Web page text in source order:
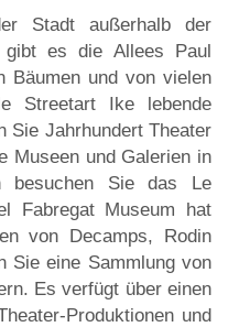
Stadt außerhalb der
gibt es die Allees Paul
Bäumen und von vielen
Streetart Ike lebende
Sie Jahrhundert Theater
Museen und Galerien in
besuchen Sie das Le
Fabregat Museum hat
von Decamps, Rodin
Sie eine Sammlung von
Es verfügt über einen
Produktionen und